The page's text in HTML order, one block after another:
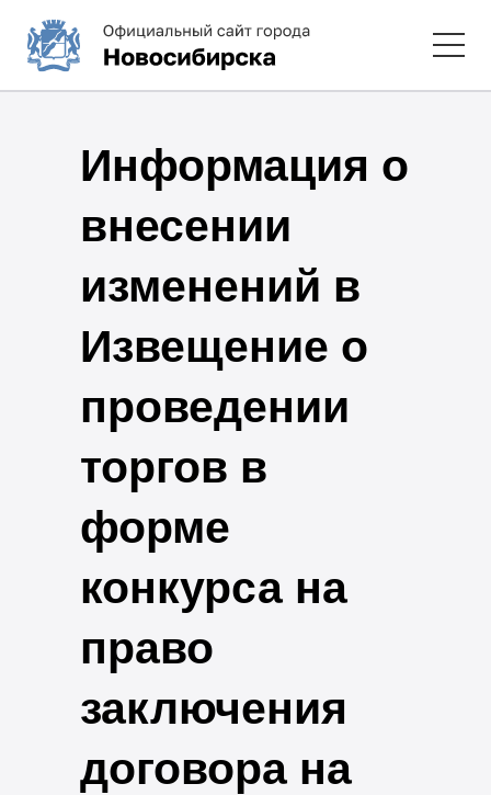
Информация о
внесении
изменений в
Извещение о
проведении
торгов в
форме
конкурса на
право
заключения
договора на